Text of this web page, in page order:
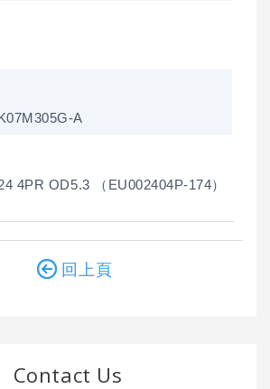
A
4PR OD5.3 （EU002404P-174）
回上頁
Contact Us